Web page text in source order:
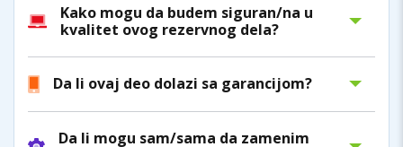
Kako mogu da budem siguran/na u
kvalitet ovog rezervnog dela?
Da li ovaj deo dolazi sa garancijom?
Da li mogu sam/sama da zamenim